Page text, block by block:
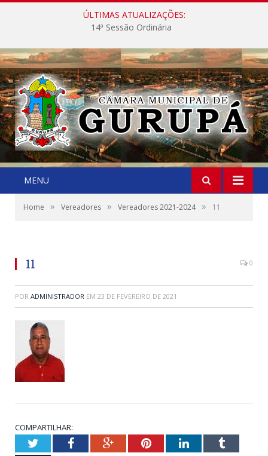
ÚLTIMAS ATUALIZAÇÕES:
14ª Sessão Ordinária
MENU
Home » Vereadores » Vereadores 2021-2024 » 11
11 0
POR ADMINISTRADOR EM 23 DE FEVEREIRO DE 2021
COMPARTILHAR:
TwitterFacebookGoogle+PinterestLinkedInTumblr